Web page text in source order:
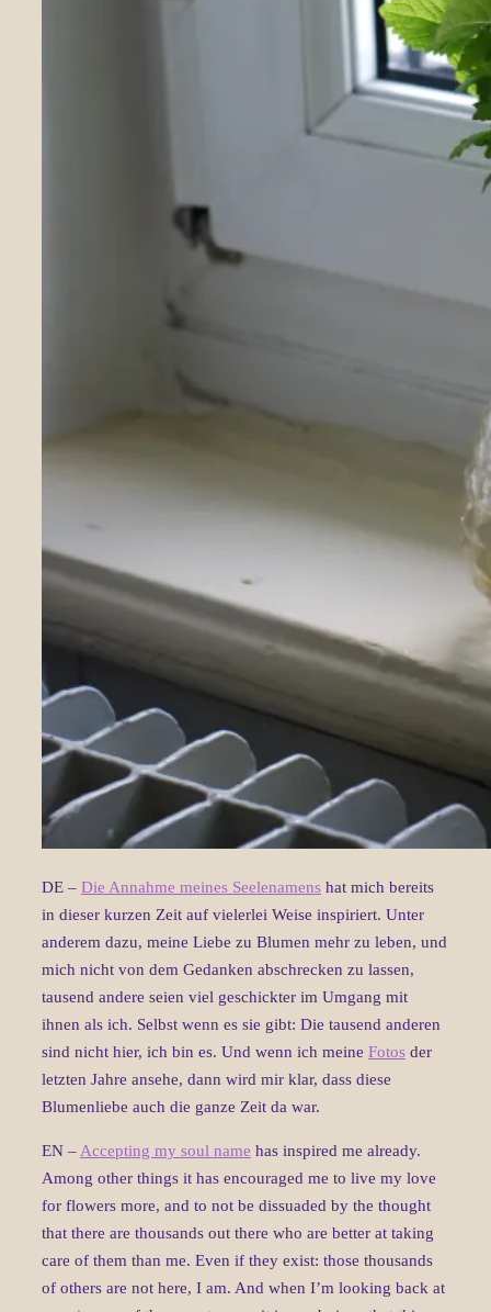
DE – Die Annahme meines Seelenamens hat mich bereits
in dieser kurzen Zeit auf vielerlei Weise inspiriert. Unter
anderem dazu, meine Liebe zu Blumen mehr zu leben, und
mich nicht von dem Gedanken abschrecken zu lassen,
tausend andere seien viel geschickter im Umgang mit
ihnen als ich. Selbst wenn es sie gibt: Die tausend anderen
sind nicht hier, ich bin es. Und wenn ich meine Fotos der
letzten Jahre ansehe, dann wird mir klar, dass diese
Blumenliebe auch die ganze Zeit da war.
EN –Accepting my soul name has inspired me already.
Among other things it has encouraged me to live my love
for flowers more, and to not be dissuaded by the thought
that there are thousands out there who are better at taking
care of them than me. Even if they exist: those thousands
of others are not here, I am. And when I’m looking back at